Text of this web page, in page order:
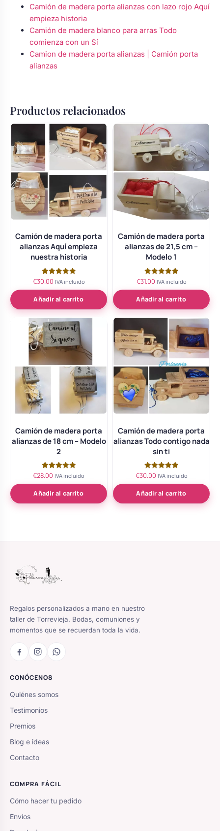
Camión de madera porta alianzas con lazo rojo Aquí
empieza historia
Camión de madera blanco para arras Todo
comienza con un Sí
Camion de madera porta alianzas | Camión porta
alianzas
Productos relacionados
Camión de madera porta
alianzas Aquí empieza
nuestra historia
Valorado
de 5
€30.00 IVA incluido
Añadir al carrito
Camión de madera porta
alianzas de 21,5 cm –
Modelo 1
Valorado
de 5
€31.00 IVA incluido
Añadir al carrito
Camión de madera porta
alianzas de 18 cm – Modelo
2
Valorado
de 5
€28.00 IVA incluido
Añadir al carrito
Camión de madera porta
alianzas Todo contigo nada
sin ti
Valorado
de 5
€30.00 IVA incluido
Añadir al carrito
Regalos personalizados a mano en nuestro
taller de Torrevieja. Bodas, comuniones y
momentos que se recuerdan toda la vida.
CONÓCENOS
Quiénes somos
Testimonios
Premios
Blog e ideas
Contacto
COMPRA FÁCIL
Cómo hacer tu pedido
Envíos